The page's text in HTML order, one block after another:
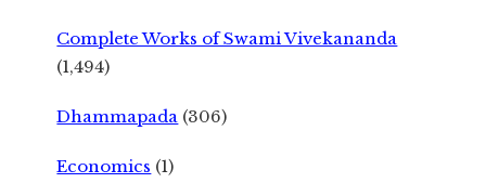
Complete Works of Swami Vivekananda
(1,494)
Dhammapada (306)
Economics (1)